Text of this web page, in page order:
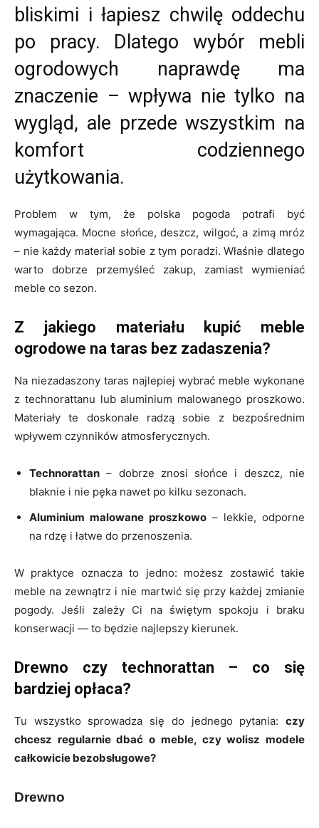
bliskimi i łapiesz chwilę oddechu
po pracy. Dlatego wybór mebli
ogrodowych naprawdę ma
znaczenie – wpływa nie tylko na
wygląd, ale przede wszystkim na
komfort codziennego
użytkowania.
Problem w tym, że polska pogoda potrafi być
wymagająca. Mocne słońce, deszcz, wilgoć, a zimą mróz
– nie każdy materiał sobie z tym poradzi. Właśnie dlatego
warto dobrze przemyśleć zakup, zamiast wymieniać
meble co sezon.
Z jakiego materiału kupić meble
ogrodowe na taras bez zadaszenia?
Na niezadaszony taras najlepiej wybrać meble wykonane
z technorattanu lub aluminium malowanego proszkowo.
Materiały te doskonale radzą sobie z bezpośrednim
wpływem czynników atmosferycznych.
Technorattan – dobrze znosi słońce i deszcz, nie
blaknie i nie pęka nawet po kilku sezonach.
Aluminium malowane proszkowo – lekkie, odporne
na rdzę i łatwe do przenoszenia.
W praktyce oznacza to jedno: możesz zostawić takie
meble na zewnątrz i nie martwić się przy każdej zmianie
pogody. Jeśli zależy Ci na świętym spokoju i braku
konserwacji — to będzie najlepszy kierunek.
Drewno czy technorattan – co się
bardziej opłaca?
Tu wszystko sprowadza się do jednego pytania: czy
chcesz regularnie dbać o meble, czy wolisz modele
całkowicie bezobsługowe?
Drewno